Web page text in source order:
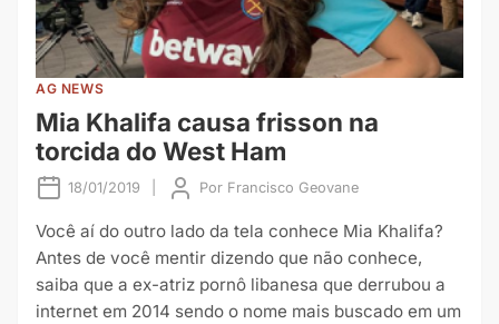
AG NEWS
Mia Khalifa causa frisson na
torcida do West Ham
18/01/2019 Por Francisco Geovane
Você aí do outro lado da tela conhece Mia Khalifa?
Antes de você mentir dizendo que não conhece,
saiba que a ex-atriz pornô libanesa que derrubou a
internet em 2014 sendo o nome mais buscado em um